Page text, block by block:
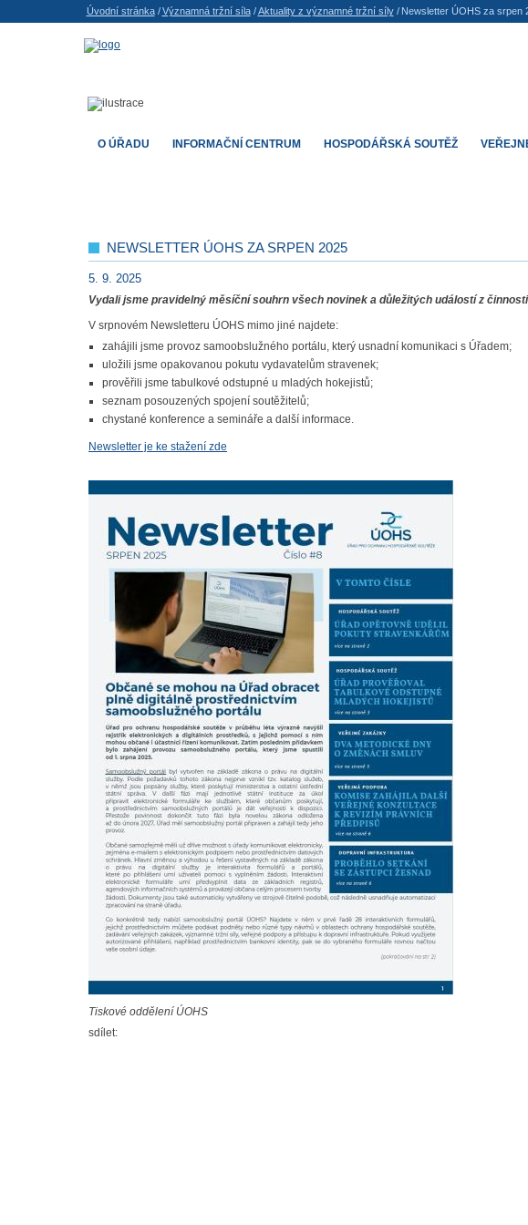
NEWSLETTER ÚOHS ZA SRPEN 2025
5. 9. 2025
Vydali jsme pravidelný měsíční souhrn všech novinek a důležitých událostí z
V srpnovém Newsletteru ÚOHS mimo jiné najdete:
zahájili jsme provoz samoobslužného portálu, který usnadní komunikaci s Úřadem;
uložili jsme opakovanou pokutu vydavatelům stravenek;
prověřili jsme tabulkové odstupné u mladých hokejistů;
seznam posouzených spojení soutěžitelů;
chystané konference a semináře a další informace.
Newsletter je ke stažení zde
Tiskové oddělení ÚOHS
sdílet:
O ÚŘADU INFORMAČNÍ CENTRUM HOSPODÁŘSKÁ SOUTĚŽ
Úvodní stránka/ Významná tržní síla/ Aktuality z významné tržní síly/ Newsletter ÚOHS za srpen